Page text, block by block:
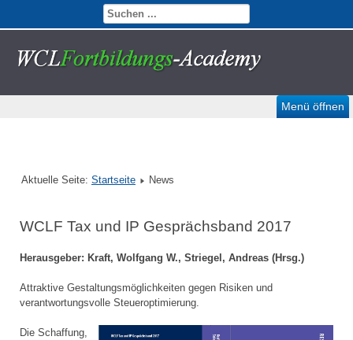
Menü öffnen
Aktuelle Seite: Startseite News
WCLF Tax und IP Gesprächsband 2017
Herausgeber: Kraft, Wolfgang W., Striegel, Andreas (Hrsg.)
Attraktive Gestaltungsmöglichkeiten gegen Risiken und
verantwortungsvolle Steueroptimierung.
Die Schaffung,